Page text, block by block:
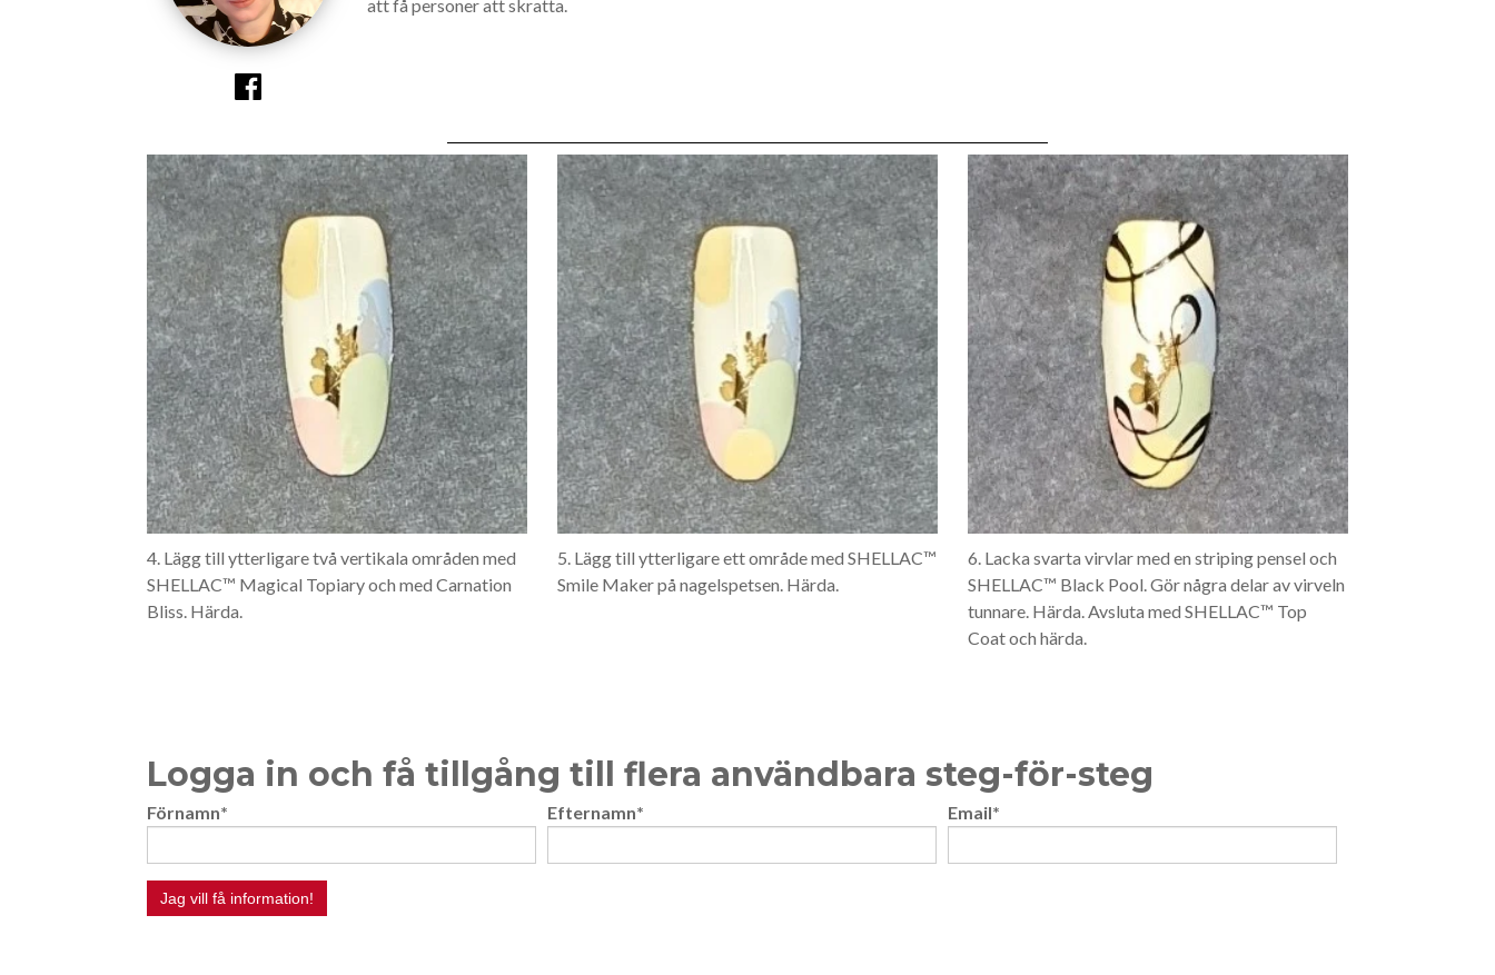
att få personer att skratta.
4. Lägg till ytterligare två vertikala områden med
SHELLAC™ Magical Topiary och med Carnation
Bliss. Härda.
5. Lägg till ytterligare ett område med SHELLAC™
Smile Maker på nagelspetsen. Härda.
6. Lacka svarta virvlar med en striping pensel och
SHELLAC™ Black Pool. Gör några delar av virveln
tunnare. Härda. Avsluta med SHELLAC™ Top
Coat och härda.
Logga in och få tillgång till flera användbara steg-för-steg
Förnamn* Efternamn* Email*